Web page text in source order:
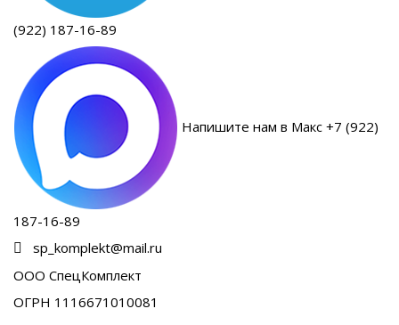
(922) 187-16-89
Напишите нам в Макс +7 (922)
187-16-89
sp_komplekt@mail.ru
ООО СпецКомплект
ОГРН 1116671010081